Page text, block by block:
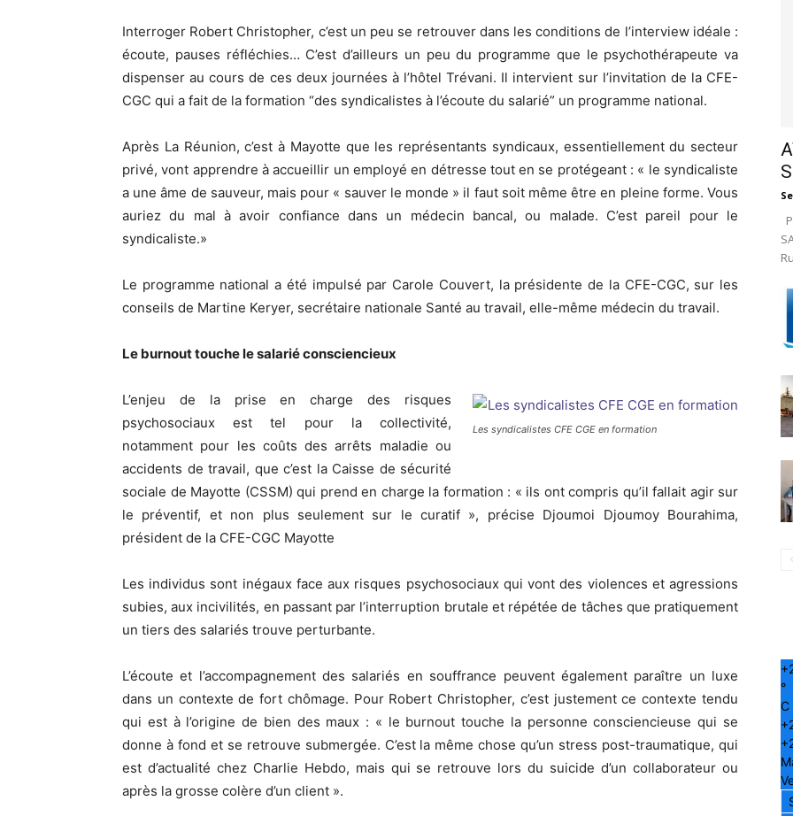
Interroger Robert Christopher, c’est un peu se retrouver dans les conditions de l’interview idéale :
écoute, pauses réfléchies… C’est d’ailleurs un peu du programme que le psychothérapeute va
dispenser au cours de ces deux journées à l’hôtel Trévani. Il intervient sur l’invitation de la CFE-
CGC qui a fait de la formation “des syndicalistes à l’écoute du salarié” un programme national.
Après La Réunion, c’est à Mayotte que les représentants syndicaux, essentiellement du secteur
privé, vont apprendre à accueillir un employé en détresse tout en se protégeant : « le syndicaliste
a une âme de sauveur, mais pour « sauver le monde » il faut soit même être en pleine forme. Vous
auriez du mal à avoir confiance dans un médecin bancal, ou malade. C’est pareil pour le
syndicaliste.»
Le programme national a été impulsé par Carole Couvert, la présidente de la CFE-CGC, sur les
conseils de Martine Keryer, secrétaire nationale Santé au travail, elle-même médecin du travail.
Le burnout touche le salarié consciencieux
Les syndicalistes CFE CGE en formation
L’enjeu de la prise en charge des risques
psychosociaux est tel pour la collectivité,
notamment pour les coûts des arrêts maladie ou
accidents de travail, que c’est la Caisse de sécurité
sociale de Mayotte (CSSM) qui prend en charge la formation : « ils ont compris qu’il fallait agir sur
le préventif, et non plus seulement sur le curatif », précise Djoumoi Djoumoy Bourahima,
président de la CFE-CGC Mayotte
Les individus sont inégaux face aux risques psychosociaux qui vont des violences et agressions
subies, aux incivilités, en passant par l’interruption brutale et répétée de tâches que pratiquement
un tiers des salariés trouve perturbante.
L’écoute et l’accompagnement des salariés en souffrance peuvent également paraître un luxe
dans un contexte de fort chômage. Pour Robert Christopher, c’est justement ce contexte tendu
qui est à l’origine de bien des maux : « le burnout touche la personne consciencieuse qui se
donne à fond et se retrouve submergée. C’est la même chose qu’un stress post-traumatique, qui
est d’actualité chez Charlie Hebdo, mais qui se retrouve lors du suicide d’un collaborateur ou
après la grosse colère d’un client ».
+
°
C
+
+